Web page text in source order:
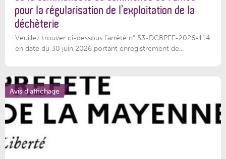
pour la régularisation de l’exploitation de la
déchèterie
Veuillez trouver ci-dessous l'arrêté n° 53-DCBPEF-2026-114
en date du 30 juin 2026 portant enregistrement de...
Avis d'affichage